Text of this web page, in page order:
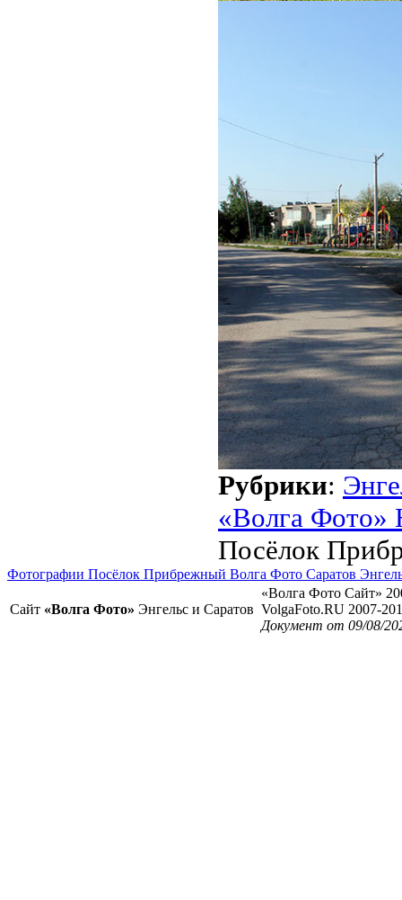
Рубрики:
«Волга Фото»
Посёлок
Фотографии Посёлок Прибрежный Волга Фото Саратов
Сайт «Волга Фото» Энгельс и Саратов
«Волга Фото Сайт»
VolgaFoto.RU 2007-
Документ от 09/08/